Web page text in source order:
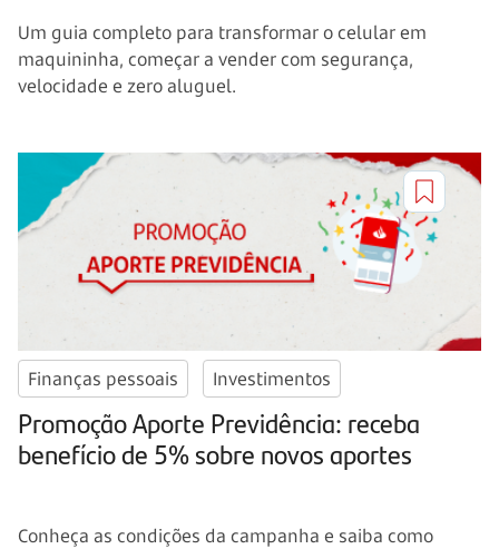
Um guia completo para transformar o celular em
maquininha, começar a vender com segurança,
velocidade e zero aluguel.
Finanças pessoais Investimentos
Promoção Aporte Previdência: receba
benefício de 5% sobre novos aportes
Conheça as condições da campanha e saiba como